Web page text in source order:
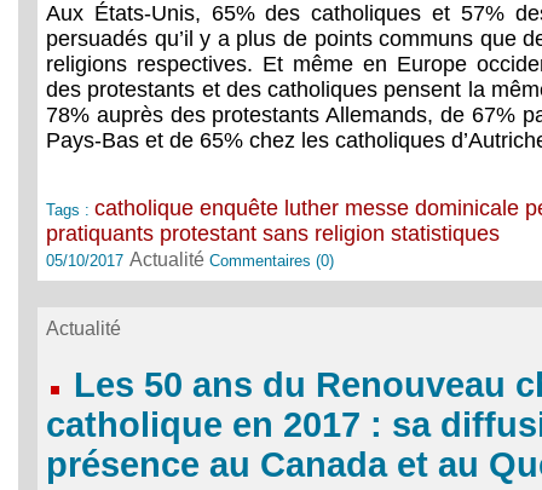
Aux États-Unis, 65% des catholiques et 57%
persuadés qu’il y a plus de points communs que
religions respectives. Et même en Europe
des protestants et des catholiques pensent la
78% auprès des protestants Allemands, de 67%
Pays-Bas et de 65% chez les catholiques
Tags :catholique enquête luther messe dominicale
pratiquants protestant sans religion statistiques
05/10/2017 ActualitéCommentaires (0)
Actualité
Les 50 ans du Renouveau
catholique en 2017 : sa
présence au Canada et au